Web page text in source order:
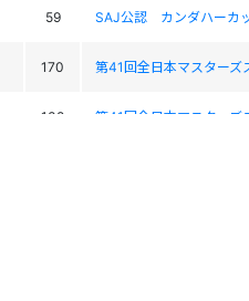
59 SAJ公認 カンダハーカ
170 第41回全日本マスターズ
138 第41回全日本マスターズ